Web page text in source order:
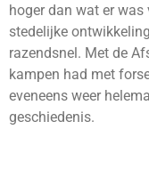
hoger dan wat er
stedelijke
razendsnel. Met de
kampen had met
eveneens weer
geschiedenis.